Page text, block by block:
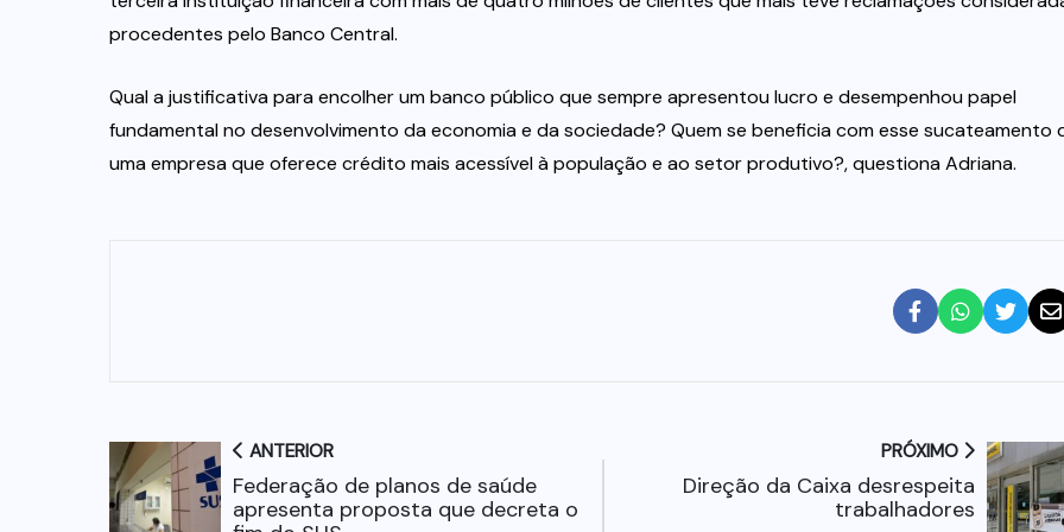
procedentes pelo Banco Central.
Qual a justificativa para encolher um banco público que sempre apresentou lucro e desempenhou papel
fundamental no desenvolvimento da economia e da sociedade? Quem se beneficia com esse sucateamento
uma empresa que oferece crédito mais acessível à população e ao setor produtivo?, questiona Adriana.
ANTERIOR
Federação de planos de saúde
apresenta proposta que decreta o
PRÓXIMO
Direção da Caixa desrespeita
trabalhadores